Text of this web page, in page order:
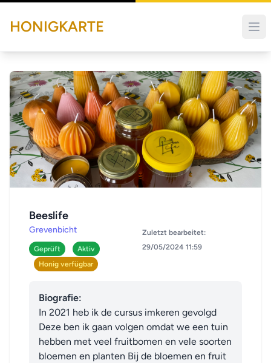
HONIGKARTE
Beeslife
Grevenbicht
Geprüft
Aktiv
Honig verfügbar
Zuletzt bearbeitet:
29/05/2024 11:59
Biografie:
In 2021 heb ik de cursus imkeren gevolgd
Deze ben ik gaan volgen omdat we een tuin
hebben met veel fruitbomen en vele soorten
bloemen en planten Bij de bloemen en fruit